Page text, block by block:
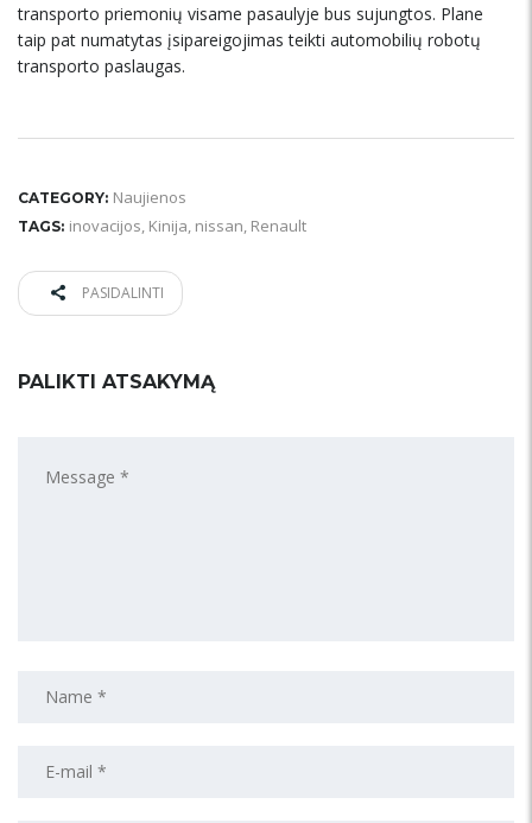
transporto priemonių visame pasaulyje bus sujungtos. Plane
taip pat numatytas įsipareigojimas teikti automobilių robotų
transporto paslaugas.
CATEGORY: Naujienos
TAGS: inovacijos Kinija nissan Renault
PASIDALINTI
PALIKTI ATSAKYMĄ